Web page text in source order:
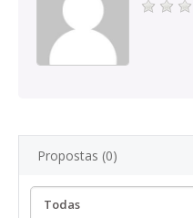
Propostas (0)